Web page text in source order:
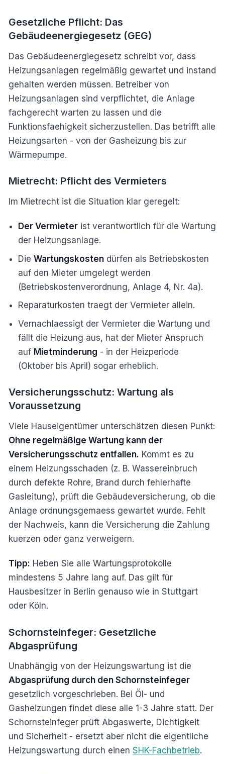
Gesetzliche Pflicht: Das
Gebäudeenergiegesetz (GEG)
Das Gebäudeenergiegesetz schreibt vor, dass
Heizungsanlagen regelmäßig gewartet und instand
gehalten werden müssen. Betreiber von
Heizungsanlagen sind verpflichtet, die Anlage
fachgerecht warten zu lassen und die
Funktionsfaehigkeit sicherzustellen. Das betrifft alle
Heizungsarten - von der Gasheizung bis zur
Wärmepumpe.
Mietrecht: Pflicht des Vermieters
Im Mietrecht ist die Situation klar geregelt:
Der Vermieter ist verantwortlich für die Wartung
der Heizungsanlage.
DieWartungskosten dürfen als Betriebskosten
auf den Mieter umgelegt werden
(Betriebskostenverordnung, Anlage 4, Nr. 4a).
Reparaturkosten traegt der Vermieter allein.
Vernachlaessigt der Vermieter die Wartung und
fällt die Heizung aus, hat der Mieter Anspruch
auf Mietminderung - in der Heizperiode
(Oktober bis April) sogar erheblich.
Versicherungsschutz: Wartung als
Voraussetzung
Viele Hauseigentümer unterschätzen diesen Punkt:
Ohne regelmäßige Wartung kann der
Versicherungsschutz entfallen. Kommt es zu
einem Heizungsschaden (z. B. Wassereinbruch
durch defekte Rohre, Brand durch fehlerhafte
Gasleitung), prüft die Gebäudeversicherung, ob die
Anlage ordnungsgemaess gewartet wurde. Fehlt
der Nachweis, kann die Versicherung die Zahlung
kuerzen oder ganz verweigern.
Tipp: Heben Sie alle Wartungsprotokolle
mindestens 5 Jahre lang auf. Das gilt für
Hausbesitzer in Berlin genauso wie in Stuttgart
oder Köln.
Schornsteinfeger: Gesetzliche
Abgasprüfung
Unabhängig von der Heizungswartung ist die
Abgasprüfung durch den Schornsteinfeger
gesetzlich vorgeschrieben. Bei Öl- und
Gasheizungen findet diese alle 1-3 Jahre statt. Der
Schornsteinfeger prüft Abgaswerte, Dichtigkeit
und Sicherheit - ersetzt aber nicht die eigentliche
Heizungswartung durch einen SHK-Fachbetrieb.